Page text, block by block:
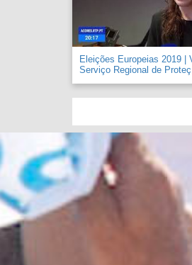
Eleições Europeias 2019 |
Serviço Regional de Proteç